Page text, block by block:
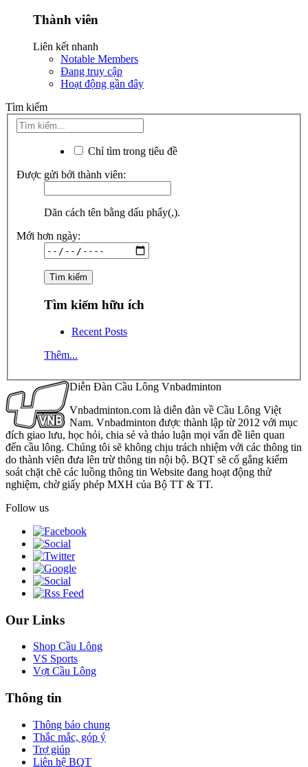
Thành viên
Liên kết nhanh
Notable Members
Đang truy cập
Hoạt động gần đây
Tìm kiếm
Chỉ tìm trong tiêu đề
Được gửi bởi thành viên:
Dãn cách tên bằng dấu phẩy(,).
Mới hơn ngày:
Tìm kiếm hữu ích
Recent Posts
Thêm...
Diễn Đàn Cầu Lông Vnbadminton
Vnbadminton.com là diễn đàn về Cầu Lông Việt
Nam. Vnbadminton được thành lập từ 2012 với mục
đích giao lưu, học hỏi, chia sẻ và thảo luận mọi vấn đề liên quan
đến cầu lông. Chúng tôi sẽ không chịu trách nhiệm với các thông tin
do thành viên đưa lên trừ thông tin nội bộ. BQT sẽ cố gắng kiểm
soát chặt chẽ các luồng thông tin Website đang hoạt động thử
nghiệm, chờ giấy phép MXH của Bộ TT & TT.
Follow us
Our Links
Shop Cầu Lông
VS Sports
Vợt Cầu Lông
Thông tin
Thông báo chung
Thắc mắc, góp ý
Trợ giúp
Liên hệ BQT